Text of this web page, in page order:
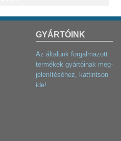
GYÁRTÓINK
Az általunk forgalmazott
termékek gyártóinak meg-
jelenítéséhez, kattintson
ide!